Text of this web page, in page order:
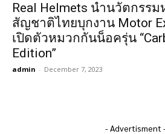
Real Helmets นำนวัตกรร
สัญชาติไทยบุกงาน Motor
เปิดตัวหมวกกันน็อครุ่น
Edition”
admin - December 7, 2023
- Advertisment